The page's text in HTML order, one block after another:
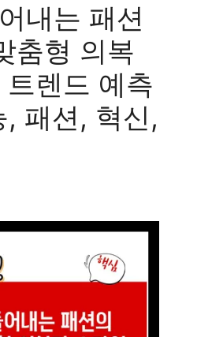
내는 패션
춤형 의복
렌드 예측
, 패션, 혁신,